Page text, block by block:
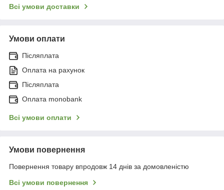
Всі умови доставки
Умови оплати
Післяплата
Оплата на рахунок
Післяплата
Оплата monobank
Всі умови оплати
Умови повернення
Повернення товару впродовж 14 днів за домовленістю
Всі умови повернення